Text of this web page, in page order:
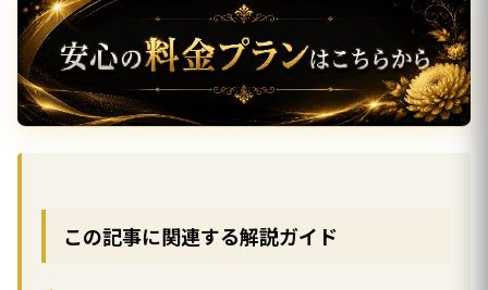
この記事に関連する解説ガイド